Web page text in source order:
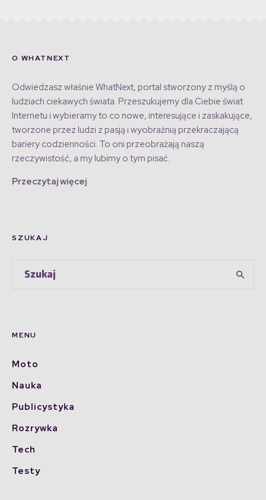
O WHATNEXT
Odwiedzasz właśnie WhatNext, portal stworzony z myślą o
ludziach ciekawych świata. Przeszukujemy dla Ciebie świat
Internetu i wybieramy to co nowe, interesujące i zaskakujące,
tworzone przez ludzi z pasją i wyobraźnią przekraczającą
bariery codzienności. To oni przeobrażają naszą
rzeczywistość, a my lubimy o tym pisać.
Przeczytaj więcej
SZUKAJ
MENU
Moto
Nauka
Publicystyka
Rozrywka
Tech
Testy